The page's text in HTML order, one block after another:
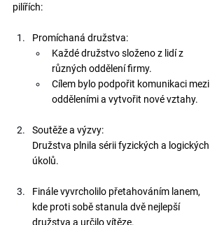
pilířích:
Promíchaná družstva:
Každé družstvo složeno z lidí z
různých oddělení firmy.
Cílem bylo podpořit komunikaci mezi
odděleními a vytvořit nové vztahy.
Soutěže a výzvy:
Družstva plnila sérii fyzických a logických
úkolů.
Finále vyvrcholilo přetahováním lanem,
kde proti sobě stanula dvě nejlepší
družstva a určilo vítěze.